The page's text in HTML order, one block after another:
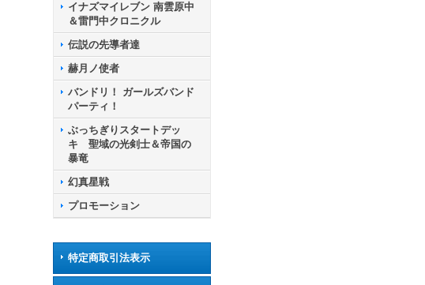
イナズマイレブン 南雲原中
＆雷門中クロニクル
伝説の先導者達
赫月ノ使者
バンドリ！ ガールズバンド
パーティ！
ぶっちぎりスタートデッ
キ 聖域の光剣士＆帝国の
暴竜
幻真星戦
プロモーション
特定商取引法表示